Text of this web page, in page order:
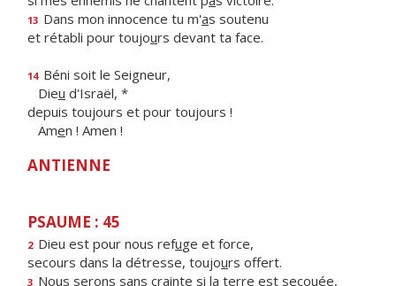
13 Dans mon innocence tu m'as soutenu
et rétabli pour toujours devant ta face.
14 Béni soit le Seigneur,
Dieu d'Israël, *
depuis toujours et pour toujours !
Amen ! Amen !
ANTIENNE
PSAUME : 45
2 Dieu est pour nous refuge et force,
secours dans la détresse, toujours offert.
3 Nous serons sans crainte si la terre est secouée,